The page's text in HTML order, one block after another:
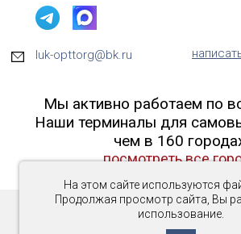
На этом сайте используются
Продолжая просмотр сайта, Вы
использование.
luk-opttorg@bk.ru
Мы активно работаем по
Наши терминалы для
чем в 160
посмотреть все